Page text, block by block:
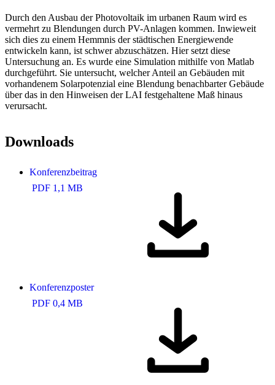
Durch den Ausbau der Photovoltaik im urbanen Raum wird es
vermehrt zu Blendungen durch PV-Anlagen kommen. Inwieweit
sich dies zu einem Hemmnis der städtischen Energiewende
entwickeln kann, ist schwer abzuschätzen. Hier setzt diese
Untersuchung an. Es wurde eine Simulation mithilfe von Matlab
durchgeführt. Sie untersucht, welcher Anteil an Gebäuden mit
vorhandenem Solarpotenzial eine Blendung benachbarter Gebäude
über das in den Hinweisen der LAI festgehaltene Maß hinaus
verursacht.
Downloads
Konferenzbeitrag
PDF 1,1 MB
Konferenzposter
PDF 0,4 MB